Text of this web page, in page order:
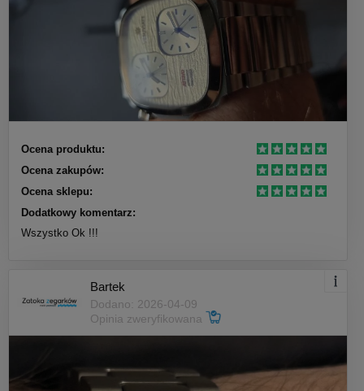
Ocena produktu:
Ocena zakupów:
Ocena sklepu:
Dodatkowy komentarz:
Wszystko Ok !!!
Bartek
Dodano: 2026-04-09
Opinia zweryfikowana